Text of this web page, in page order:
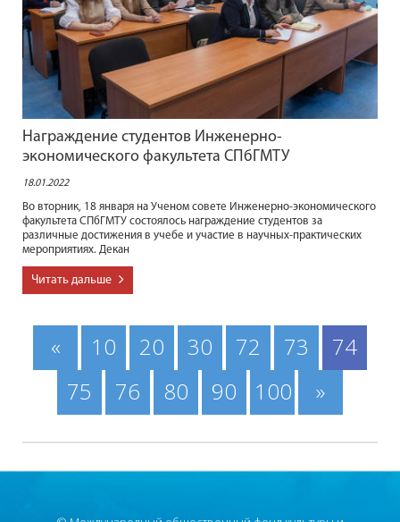
Награждение студентов Инженерно-
экономического факультета СПбГМТУ
18.01.2022
Во вторник, 18 января на Ученом совете Инженерно-экономического
факультета СПбГМТУ состоялось награждение студентов за
различные достижения в учебе и участие в научных-практических
мероприятиях. Декан
Читать дальше
« 10 20 30 72 73
74
75
76 80 90 100 »